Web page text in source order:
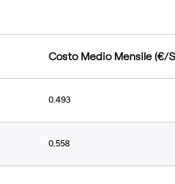
Costo Medio Mensile (€/
0,493
0,558